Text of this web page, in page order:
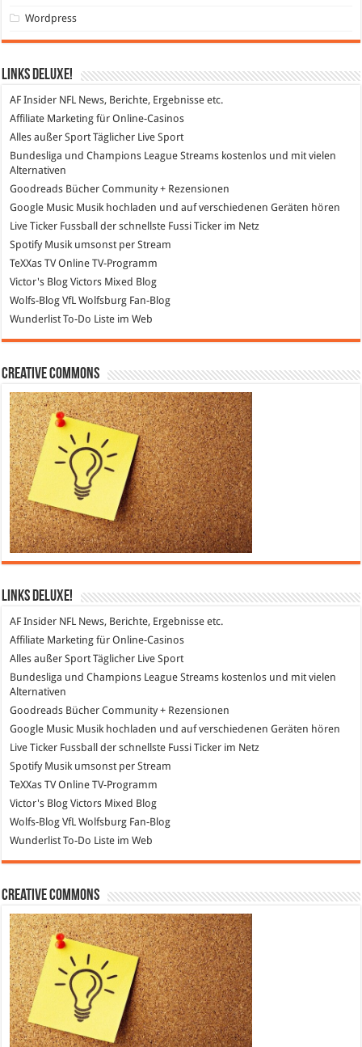
Wordpress
Links DeLuXe!
AF Insider NFL News, Berichte, Ergebnisse etc.
Affiliate Marketing für Online-Casinos
Alles außer Sport Täglicher Live Sport
Bundesliga und Champions League Streams kostenlos und mit vielen
Alternativen
Goodreads Bücher Community + Rezensionen
Google Music Musik hochladen und auf verschiedenen Geräten hören
Live Ticker Fussball der schnellste Fussi Ticker im Netz
SpotifyMusik umsonst per Stream
TeXXas TVOnline TV-Programm
Victor's Blog Victors Mixed Blog
Wolfs-Blog VfL Wolfsburg Fan-Blog
Wunderlist To-Do Liste im Web
Creative Commons
Links DeLuXe!
AF Insider NFL News, Berichte, Ergebnisse etc.
Affiliate Marketing für Online-Casinos
Alles außer SportTäglicher Live Sport
Bundesliga und Champions League Streams kostenlos und mit vielen
Alternativen
Goodreads Bücher Community + Rezensionen
Google Music Musik hochladen und auf verschiedenen Geräten hören
Live Ticker Fussball
der schnellste Fussi Ticker im Netz
SpotifyMusik umsonst per Stream
TeXXas TVOnline TV-Programm
Victor's Blog Victors Mixed Blog
Wolfs-Blog VfL Wolfsburg Fan-Blog
WunderlistTo-Do Liste im Web
Creative Commons